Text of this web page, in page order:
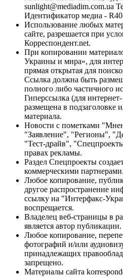
sunlight@mediadim.com.ua
Идентификатор медиа -
Использование любых
сайте, разрешается при
Корреспондент.net.
При копировании
Украины и мира», для
прямая открытая для
Ссылка должна быть
полного либо частичного
Гиперссылка (для
размещена в подзаголовке
материала.
Новости с пометками
"Заявление", "Регионы",
"Тест-драйв",
правах рекламы.
Раздел Спецпроекты
коммерческими партнерами.
Любое копирование,
другое распространение
ссылку на "Интерфакс-
воспрещается.
Владелец веб-страницы в
является автор публикации.
Любое копирование,
фотографий и/или
принадлежащих
запрещено.
Материалы сайта